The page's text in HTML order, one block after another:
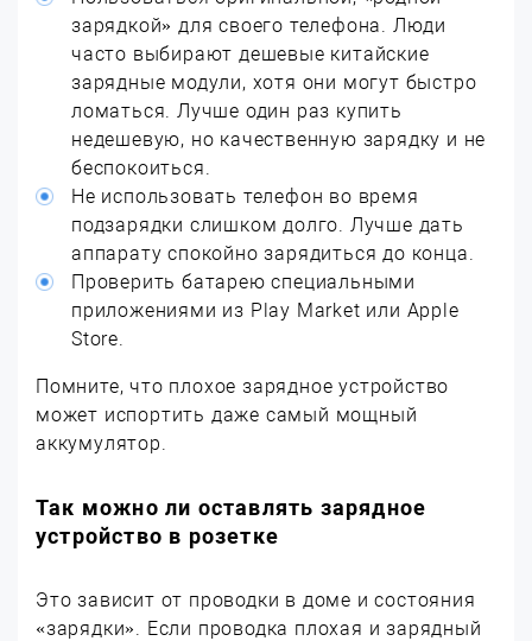
зарядкой» для своего телефона. Люди
часто выбирают дешевые китайские
зарядные модули, хотя они могут быстро
ломаться. Лучше один раз купить
недешевую, но качественную зарядку и не
беспокоиться.
Не использовать телефон во время
подзарядки слишком долго. Лучше дать
аппарату спокойно зарядиться до конца.
Проверить батарею специальными
приложениями из Play Market или Apple
Store.
Помните, что плохое зарядное устройство
может испортить даже самый мощный
аккумулятор.
Так можно ли оставлять зарядное
устройство в розетке
Это зависит от проводки в доме и состояния
«зарядки». Если проводка плохая и зарядный